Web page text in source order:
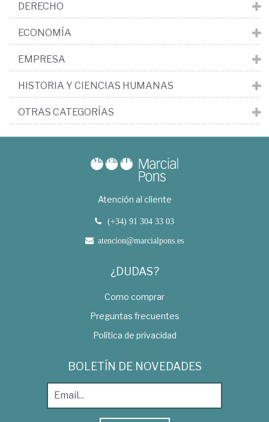
DERECHO
ECONOMÍA
EMPRESA
HISTORIA Y CIENCIAS HUMANAS
OTRAS CATEGORÍAS
Atención al cliente
(+34) 91 304 33 03
atencion@marcialpons.es
¿DUDAS?
Como comprar
Preguntas frecuentes
Política de privacidad
BOLETÍN DE NOVEDADES